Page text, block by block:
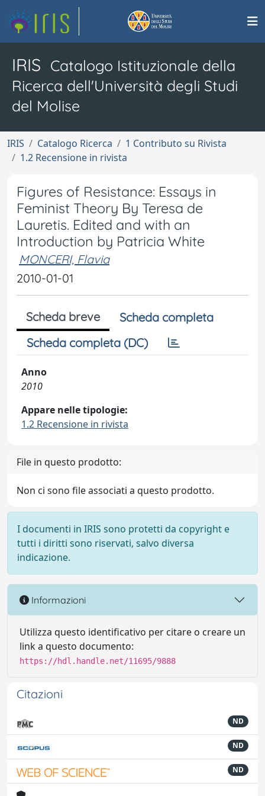
IRIS Catalogo Istituzionale della
Ricerca dell'Università degli Studi
del Molise
IRIS Catalogo Ricerca
1 Contributo su Rivista
1.2 Recensione in rivista
Figures of Resistance: Essays in
Feminist Theory By Teresa de
Lauretis. Edited and with an
Introduction by Patricia White
MONCERI, Flavia
2010-01-01
Scheda breve
Scheda completa
Scheda completa (DC)
Anno
2010
Appare nelle tipologie:
1.2 Recensione in rivista
File in questo prodotto:
Non ci sono file associati a questo prodotto.
I documenti in IRIS sono protetti da copyright e
tutti i diritti sono riservati, salvo diversa
indicazione.
Informazioni
Utilizza questo identificativo per citare o creare un
link a questo documento:
https://hdl.handle.net/11695/9888
Citazioni
ND
ND
ND